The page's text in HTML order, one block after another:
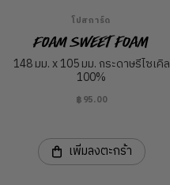
โปสการ์ด
Foam Sweet Foam
148 มม. x 105 มม. กระดาษรีไซเคิล
100%
฿95.00
เพิ่มลงตะกร้า